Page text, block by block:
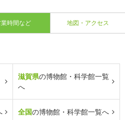
時間など 地図・アクセス
滋賀県の博物館・科学館一覧
へ
全国の博物館・科学館一覧へ